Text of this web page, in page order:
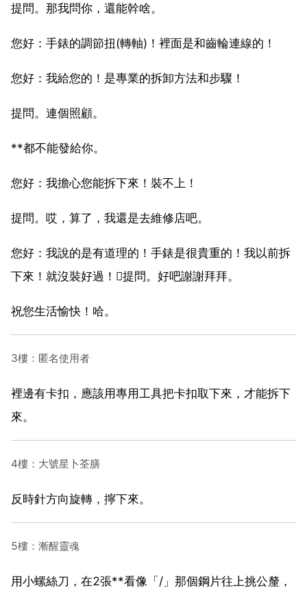
提問。那我問你，還能幹啥。
您好：手錶的調節扭(轉軸)！裡面是和齒輪連線的！
您好：我給您的！是專業的拆卸方法和步驟！
提問。連個照顧。
**都不能發給你。
您好：我擔心您能拆下來！裝不上！
提問。哎，算了，我還是去維修店吧。
您好：我說的是有道理的！手錶是很貴重的！我以前拆
下來！就沒裝好過！提問。好吧謝謝拜拜。
祝您生活愉快！哈。
3樓：匿名使用者
裡邊有卡扣，應該用專用工具把卡扣取下來，才能拆下
來。
4樓：大號星卜荃膳
反時針方向旋轉，擰下來。
5樓：漸醒靈魂
用小螺絲刀，在2張**看像「/」那個鋼片往上挑公釐，